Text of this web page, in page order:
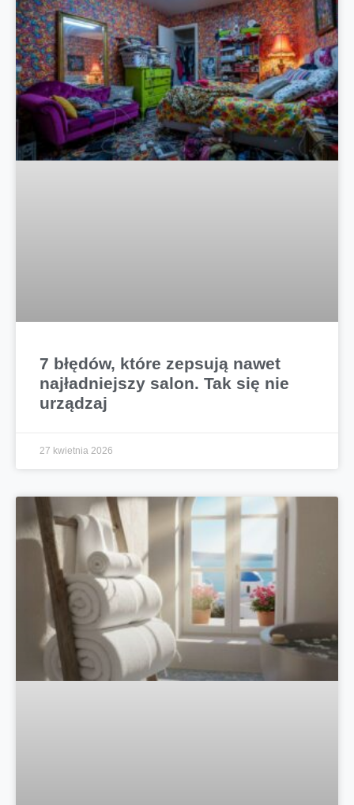
7 błędów, które zepsują nawet
najładniejszy salon. Tak się nie
urządzaj
27 kwietnia 2026